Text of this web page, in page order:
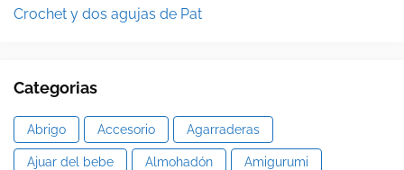
Crochet y dos agujas de Pat
Categorias
Abrigo Accesorio Agarraderas
Ajuar del bebe Almohadón Amigurumi